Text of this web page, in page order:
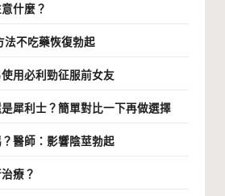
什麼？
法不吃藥恢復勃起
用必利勁征服前女友
犀利士？簡單對比一下再做選擇
醫師：影響陰莖勃起
療？